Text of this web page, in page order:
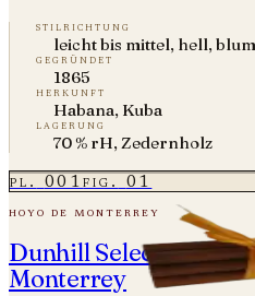
stilrichtung
leicht bis mittel, hell,
gegründet
1865
herkunft
Habana, Kuba
lagerung
70 % rH, Zedernholz
pl. 001fig. 01
hoyo de monterrey
Dunhill Seleccion -
Monterrey